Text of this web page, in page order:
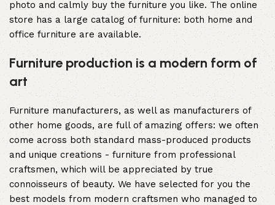
photo and calmly buy the furniture you like. The online
store has a large catalog of furniture: both home and
office furniture are available.
Furniture production is a modern form of
art
Furniture manufacturers, as well as manufacturers of
other home goods, are full of amazing offers: we often
come across both standard mass-produced products
and unique creations - furniture from professional
craftsmen, which will be appreciated by true
connoisseurs of beauty. We have selected for you the
best models from modern craftsmen who managed to